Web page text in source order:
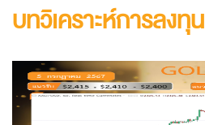
บทวิเคราะห์การลงทุน